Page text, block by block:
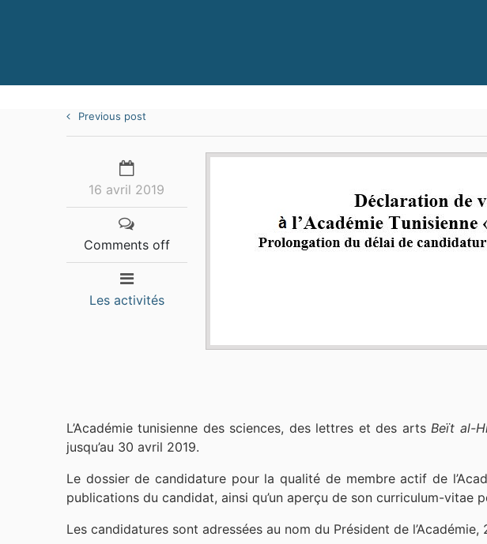
Previous post
16 avril 2019
Comments off
Les activités
L’Académie tunisienne des sciences, des lettres et des arts Beït al-
jusqu’au 30 avril 2019.
Le dossier de candidature pour la qualité de membre actif de
publications du candidat, ainsi qu’un aperçu de son curriculum-vitae
Les candidatures sont adressées au nom du Président de